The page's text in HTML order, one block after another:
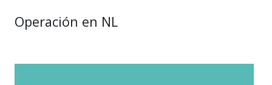
Operación en NL